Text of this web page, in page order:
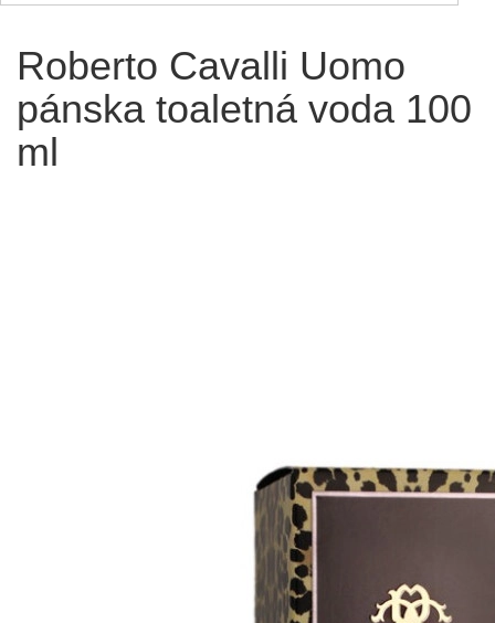
Roberto Cavalli Uomo
pánska toaletná voda 100
ml